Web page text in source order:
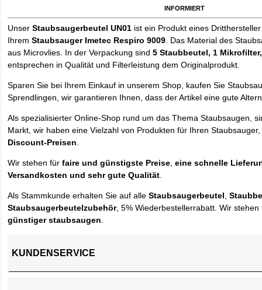
informiert
UnserStaubsaugerbeutel UN01 ist ein Produkt eines
IhremStaubsauger Imetec Respiro 9009 . Das Material des
aus Microvlies. In der Verpackung sind5 Staubbeutel, 1
entsprechen in Qualität und Filterleistung dem Originalprodukt.
Sparen Sie bei Ihrem Einkauf in unserem Shop, kaufen Sie
Sprendlingen, wir garantieren Ihnen, dass der Artikel eine gute
Als spezialisierter Online-Shop rund um das Thema Staubsaugen,
Markt, wir haben eine Vielzahl von Produkten für Ihren
Discount-Preisen
Wir stehen fürfaire und günstigste Preise ,eine schnelle
Versandkosten und sehr gute Qualität
Als Stammkunde erhalten Sie auf alleStaubsaugerbeutel ,
Staubsaugerbeutelzubehör, 5% Wiederbestellerrabatt. Wir
günstiger staubsaugen
KUNDENSERVICE